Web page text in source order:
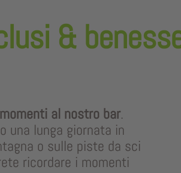
&
al nostro bar.
una lunga giornata in
o sulle piste da sci
ricordare i momenti